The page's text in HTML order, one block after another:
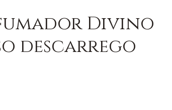
Divino
descarrego